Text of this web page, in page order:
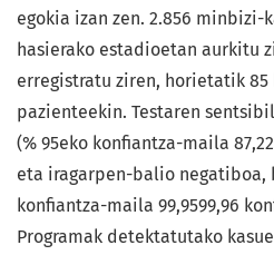
egokia izan zen. 2.856 minbizi-
hasierako estadioetan aurkitu
erregistratu ziren, horietatik 85
pazienteekin. Testaren
(% 95eko konfiantza-maila
eta iragarpen-balio negatiboa,
konfiantza-maila 99,9599,96
Programak detektatutako